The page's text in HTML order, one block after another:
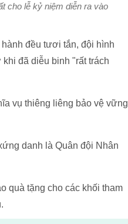
cho lễ kỷ niệm diễn ra vào
đều tươi tắn, đội hình
đã diễu binh "rất trách
vụ thiêng liêng bảo vệ vững
danh là Quân đội Nhân
quà tặng cho các khối tham